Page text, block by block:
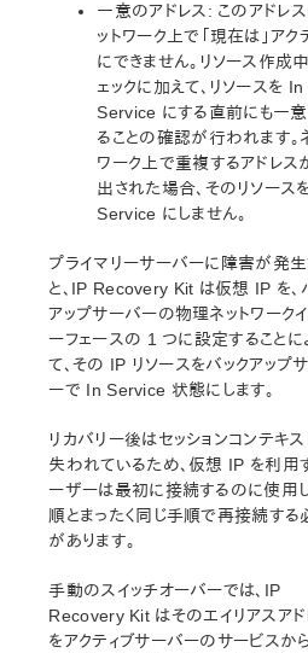
LifeKeeperソフトウェアのイン
セットアップスクリプトの操作
LifeKeeper インストールの確認
LifeKeeperのアップデート
LifeKeeper を使用したノード
ート (OS パッチ適用)
LifeKeeper for Linux テクニカ
lkbackup
LifeKeeper
SIOS DataKeeper for Linux
コマンドラインインターフェース
Apache Recovery Kit 管理ガ
DB2 Recovery Kit 管理ガイド
Recovery Kit for EC2™ 管理
LB Health Check Kit管理ガイ
IP Recovery Kit 管理ガイド
IP Recovery Kit 運用の原
IP Recovery Kit の要件
一意のアドレス: このアドレス
ットワーク上で「現在は」アク
にできません。リソース作成
ェックに加えて、リソースを In
Service にする直前にも一
ることの確認が行われます。
ワーク上で重複するアドレス
出された場合、そのリソース
Service にしません。
プライマリーサーバーに障害が発
と、IP Recovery Kit は仮想 IP を、
アップサーバーの物理ネットワーク
ーフェースの 1 つに設定することに
て、その IP リソースをバックアップ
ーで In Service 状態にします。
リカバリー後はセッションコンテキス
失われているため、仮想 IP を利用
ーザーは最初に接続するのに使用
順とまったく同じ手順で再接続する
があります。
手動のスイッチオーバーでは、IP
Recovery Kit はそのエイリアスアド
をアクティブサーバーのサービスか